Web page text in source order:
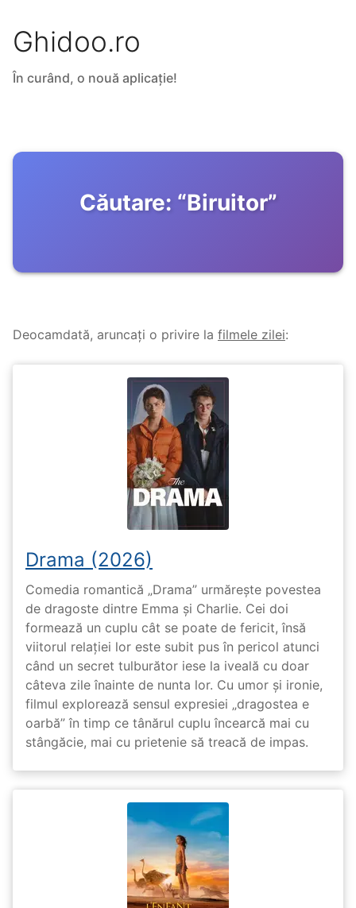
Ghidoo.ro
În curând, o nouă aplicație!
Căutare: “Biruitor”
Deocamdată, aruncați o privire la filmele zilei:
Drama (2026)
Comedia romantică „Drama” urmărește povestea
de dragoste dintre Emma și Charlie. Cei doi
formează un cuplu cât se poate de fericit, însă
viitorul relației lor este subit pus în pericol atunci
când un secret tulburător iese la iveală cu doar
câteva zile înainte de nunta lor. Cu umor și ironie,
filmul explorează sensul expresiei „dragostea e
oarbă” în timp ce tânărul cuplu încearcă mai cu
stângăcie, mai cu prietenie să treacă de impas.